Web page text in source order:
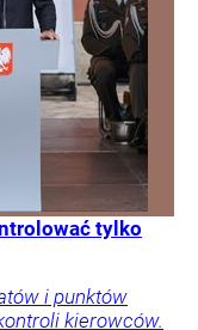
tylko
i punktów
kierowców.